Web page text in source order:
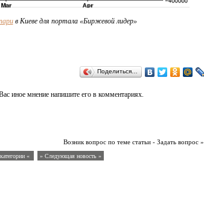
в Киеве для портала «Биржевой лидер»
Поделиться…
иное мнение напишите его в комментариях.
Возник вопрос по теме статьи - Задать вопрос »
« » Следующая новость »